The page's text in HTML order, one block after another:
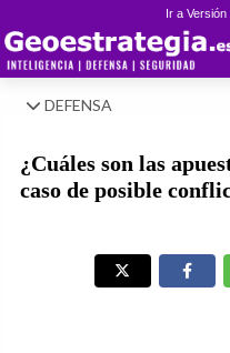
Ir a
DEFENSA
¿Cuáles son las
caso de posible